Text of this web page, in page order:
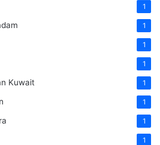
1
1
1
1
Kuwait 1
1
1
1